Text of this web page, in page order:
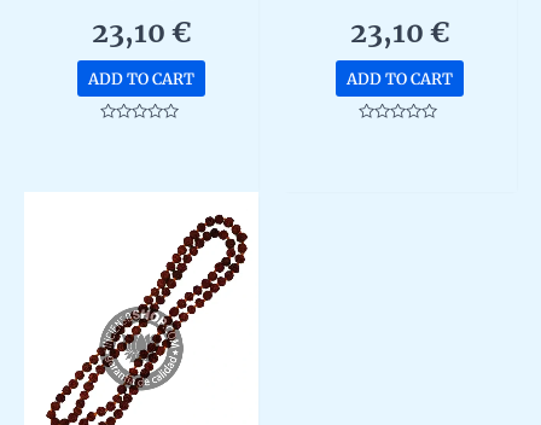
23,10 €
ADD TO CART
5
23,10 €
ADD TO CART